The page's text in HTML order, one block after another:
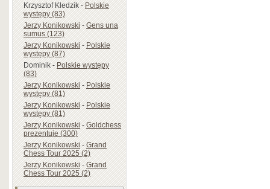
Krzysztof Kledzik-Polskie
występy (83)
Jerzy Konikowski-Gens una
sumus (123)
Jerzy Konikowski-Polskie
występy (87)
Dominik-Polskie występy
(83)
Jerzy Konikowski-Polskie
występy (81)
Jerzy Konikowski-Polskie
występy (81)
Jerzy Konikowski-Goldchess
prezentuje (300)
Jerzy Konikowski-Grand
Chess Tour 2025 (2)
Jerzy Konikowski-Grand
Chess Tour 2025 (2)